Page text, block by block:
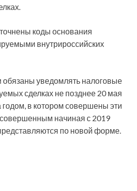
коды основания
внутрироссийских
обязаны уведомлять налоговые
сделках не позднее 20 мая
годом, в котором совершены эти
начиная с 2019
по новой форме.